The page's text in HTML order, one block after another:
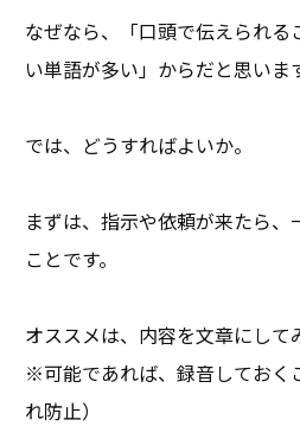
なぜなら、「口頭で伝えられ
い単語が多い」からだと思いま
では、どうすればよいか。
まずは、指示や依頼が来たら
ことです。
オススメは、内容を文章にして
※可能であれば、録音しておく
れ防止）